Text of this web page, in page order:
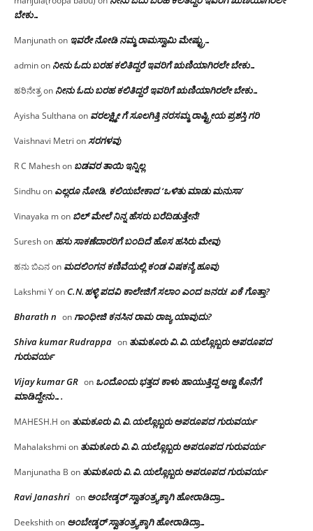
ಬೇಕು…
Manjunathon ಇವರೇ‌ ನೋಡಿ‌ ನಮ್ಮ‌ ರಾಮಸ್ವಾಮಿ ಮೇಷ್ಟ್ರು…
adminon ನೀನು ಓದು ಬರಹ ಕಲಿತಿದ್ದರೆ ಇವರಿಗೆ ಋಣಿಯಾಗಿರಲೇ ಬೇಕು…
ಹರಿನೇತ್ರon ನೀನು ಓದು ಬರಹ ಕಲಿತಿದ್ದರೆ ಇವರಿಗೆ ಋಣಿಯಾಗಿರಲೇ ಬೇಕು…
Ayisha Sulthana on ವರಲಕ್ಷ್ಮೀ ಗೆ ಸೂಲಗಿತ್ತಿ ನರಸಮ್ಮ‌ ರಾಷ್ಟ್ರೀಯ ಪ್ರಶಸ್ತಿ ಗರಿ
Vaishnavi Metri onಸರಗಳವು
R C Maheshon ಬಡವರ ತಾಯಿ ಇನ್ನಿಲ್ಲ
Sindhuon ಎಲ್ಲರೂ ನೋಡಿ, ಕಲಿಯಬೇಕಾದ ‘ಒಳಿತು ಮಾಡು ಮನುಸಾ’
Vinayaka mon ಬಿಲ್ ಮೇಲೆ ನಿನ್ನ ಹೆಸರು ಬರೆದಿಡುತ್ತೇನೆ!
Sureshon ಹಸು ಸಾಕಣೆದಾರರಿಗೆ ಬಂದಿದೆ ಹೊಸ ಹಸಿರು ಮೇವು
ಹನು ಬಿಎನon ಮದಲಿಂಗನ ಕಣಿವೆಯಲ್ಲಿ ಕಂಡ ವಿಷಕನ್ಯೆ ಹೂವು
Lakshmi YonC.N.ಹಳ್ಳಿ ಪದವಿ ಕಾಲೇಜಿಗೆ ಸಲಾಂ‌ ಎಂದ ಜನರು! ಏಕೆ ಗೊತ್ತಾ?
Bharath n onಗಾಂಧೀಜಿ ಕನಸಿನ ರಾಮ ರಾಜ್ಯ ಯಾವುದು?
Shiva kumar Rudrappa on ತುಮಕೂರು‌ ವಿ.ವಿ.ಯಲ್ಲೊಬ್ಬರು ಅಪರೂಪದ
ಗುರುವರ್ಯ
Vijay kumar GR on ಒಂದೊಂದು ಭತ್ತದ ಕಾಳು ಹಾಯುತ್ತಿದ್ದ ಅಣ್ಣ ಕೊನೆಗೆ
ಮಾಡಿದ್ದೇನು….
MAHESH.H on ತುಮಕೂರು‌ ವಿ.ವಿ.ಯಲ್ಲೊಬ್ಬರು ಅಪರೂಪದ ಗುರುವರ್ಯ
Mahalakshmi on ತುಮಕೂರು‌ ವಿ.ವಿ.ಯಲ್ಲೊಬ್ಬರು ಅಪರೂಪದ ಗುರುವರ್ಯ
Manjunatha B on ತುಮಕೂರು‌ ವಿ.ವಿ.ಯಲ್ಲೊಬ್ಬರು ಅಪರೂಪದ ಗುರುವರ್ಯ
Ravi Janashri on ಅಂಬೇಡ್ಕರ್ ಸ್ವಾತಂತ್ರ್ಯಕ್ಕಾಗಿ ಹೋರಾಡಿದ್ರಾ…
Deekshithon ಅಂಬೇಡ್ಕರ್ ಸ್ವಾತಂತ್ರ್ಯಕ್ಕಾಗಿ ಹೋರಾಡಿದ್ರಾ…